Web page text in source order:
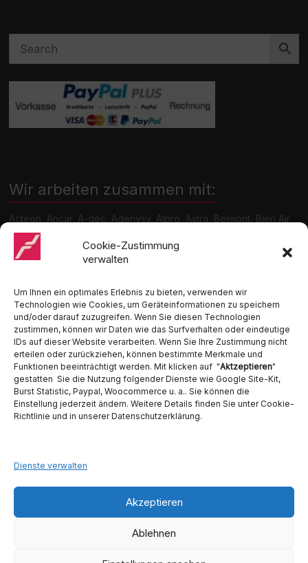
Cookie-Zustimmung
verwalten
Um Ihnen ein optimales Erlebnis zu bieten, verwenden wir
Technologien wie Cookies, um Geräteinformationen zu speichern
und/oder darauf zuzugreifen. Wenn Sie diesen Technologien
zustimmen, können wir Daten wie das Surfverhalten oder eindeutige
IDs auf dieser Website verarbeiten. Wenn Sie Ihre Zustimmung nicht
erteilen oder zurückziehen, können bestimmte Merkmale und
Funktionen beeinträchtigt werden. Mit klicken auf "Aktzeptieren"
gestatten Sie die Nutzung folgender Dienste wie Google Site-Kit,
Burst Statistic, Paypal, Woocommerce u. a.. Sie können die
Einstellung jederzeit ändern. Weitere Details finden Sie unter Cookie-
Richtlinie und in unserer Datenschutzerklärung.
Dienste verwalten
Akzeptieren
Ablehnen
Wir arbeiten zusammen mit:
Acteon, Ancar, A-dec, Adenysy, Alpro, Astra, Belmont, Bien Air,
Cattani, Chirana, DCI, Dürr, ETI, Euronda, Faro, Gcomm, KaVo,
Medentex, Melag, Midmark, Metasys, MK-Dent, NSK, Ophardt
Hygiene, Ritter, Satelec, Scican, TKD, Velopex, u.v.m
Ambident GmbH
Dental Geräte Handel und Service
Neumannstraße 3B
Fax.: 030 54 83 72 85